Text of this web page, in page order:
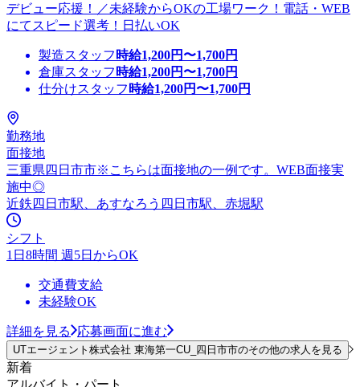
デビュー応援！／未経験からOKの工場ワーク！電話・WEB
にてスピード選考！日払いOK
製造スタッフ 時給1,200円〜1,700円
倉庫スタッフ 時給1,200円〜1,700円
仕分けスタッフ 時給1,200円〜1,700円
勤務地
面接地
三重県四日市市※こちらは面接地の一例です。WEB面接実
施中◎
近鉄四日市駅、あすなろう四日市駅、赤堀駅
シフト
1日8時間 週5日からOK
交通費支給
未経験OK
詳細を見る 応募画面に進む
UTエージェント株式会社 東海第一CU_四日市市のその他の求人を見る
新着
アルバイト・パート